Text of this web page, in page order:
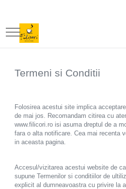
Capsule/Monodoze
Capsule Office/Home
Espressoare
Carimali
LaSpaziale
Rasnite
Carimali
LaSpaziale
Echipamente HoReCa
Mese Pizza
Mese Reci Cu Sertare
Vitrina ingrediente pizza
Dulap Congelator/FREEZER
Mese Reci cu Geam
Saladeta/Mese Reci Preparare
Abatitor/Blast Chiller/ Blast Freezer
En-Gros
Cafea/bax aplicat discount
ATOSA
ABATITOR/Blast Chiller
Termeni si Conditii
Folosirea acestui site implica
de mai jos. Recomandam citirea cu
www.filicori.ro isi asuma dreptul de a
fara o alta notificare. Cea mai recenta
in aceasta pagina.
Accesul/vizitarea acestui website de
supune Termenilor si conditiilor de
explicit al dumneavoastra cu privire la